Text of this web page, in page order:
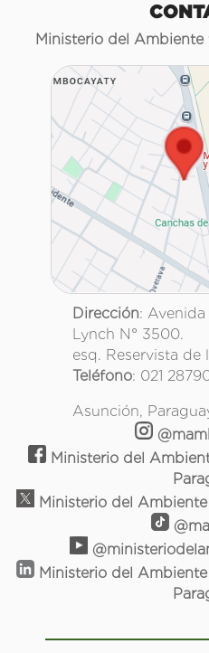
Ministerio del
Dirección:
Lynch N° 3500.
esq. Reservista de
Teléfono: 021
Asunción,
Ministerio del
Ministerio del
Ministerio del